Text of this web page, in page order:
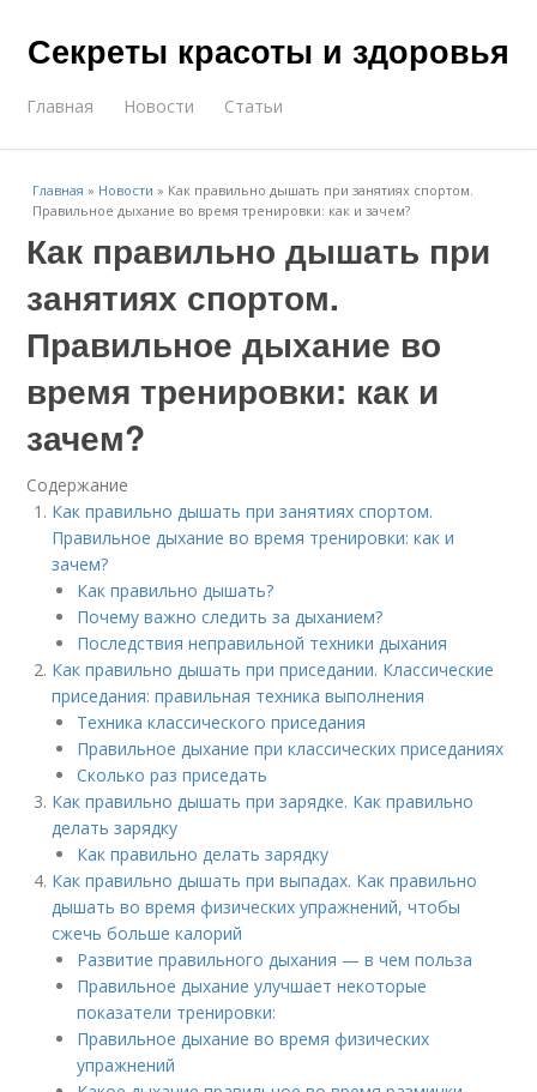
Секреты красоты и здоровья
Главная Новости Статьи
Главная » Новости » Как правильно дышать при занятиях спортом.
Правильное дыхание во время тренировки: как и зачем?
Как правильно дышать при
занятиях спортом.
Правильное дыхание во
время тренировки: как и
зачем?
Содержание
Как правильно дышать при занятиях спортом.
Правильное дыхание во время тренировки: как и
зачем?
Как правильно дышать?
Почему важно следить за дыханием?
Последствия неправильной техники дыхания
Как правильно дышать при приседании. Классические
приседания: правильная техника выполнения
Техника классического приседания
Правильное дыхание при классических приседаниях
Сколько раз приседать
Как правильно дышать при зарядке. Как правильно
делать зарядку
Как правильно делать зарядку
Как правильно дышать при выпадах. Как правильно
дышать во время физических упражнений, чтобы
сжечь больше калорий
Развитие правильного дыхания — в чем польза
Правильное дыхание улучшает некоторые
показатели тренировки:
Правильное дыхание во время физических
упражнений